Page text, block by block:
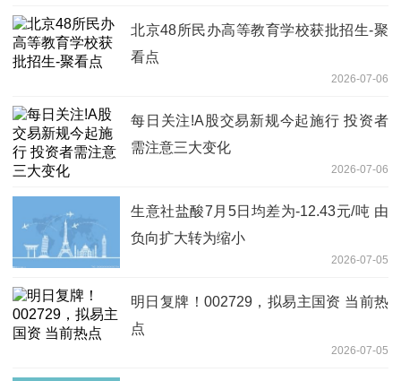
北京48所民办高等教育学校获批招生-聚
看点
2026-07-06
每日关注!A股交易新规今起施行 投资者
需注意三大变化
2026-07-06
生意社盐酸7月5日均差为-12.43元/吨 由
负向扩大转为缩小
2026-07-05
明日复牌！002729，拟易主国资 当前热
点
2026-07-05